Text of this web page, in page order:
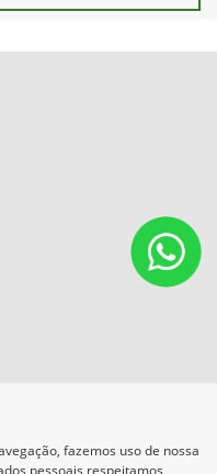
fazemos uso de nossa
pessoais respeitamos